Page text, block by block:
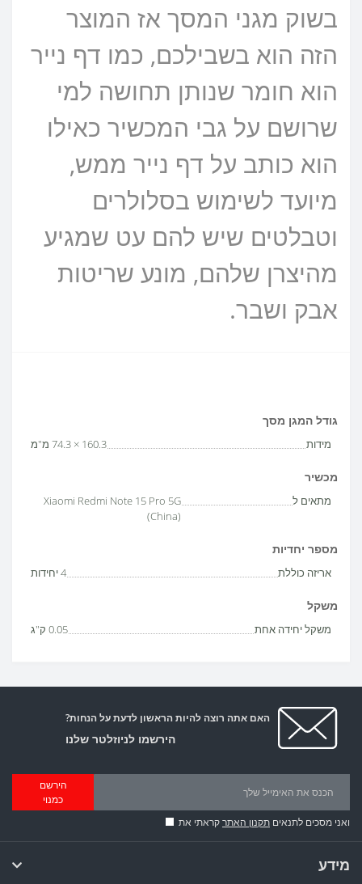
בשוק מגני המסך אז המוצר
הזה הוא בשבילכם, כמו דף נייר
הוא חומר שנותן תחושה למי
שרושם על גבי המכשיר כאילו
הוא כותב על דף נייר ממש,
מיועד לשימוש בסלולרים
וטבלטים שיש להם עט שמגיע
מהיצרן שלהם, מונע שריטות
אבק ושבר.
גודל המגן מסך
מידות 160.3 × 74.3 מ"מ
מכשיר
מתאים ל
Xiaomi Redmi Note 15 Pro 5G
(China)
מספר יחדיות
אריזה כוללת 4 יחידות
משקל
משקל יחידה אחת 0.05 ק"ג
האם אתה רוצה להיות הראשון לדעת על הנחות?
הירשמו לניוזלטר שלנו
הירשם
כמנוי
ואני מסכים לתנאים תקנון האתרקראתי את
מידע